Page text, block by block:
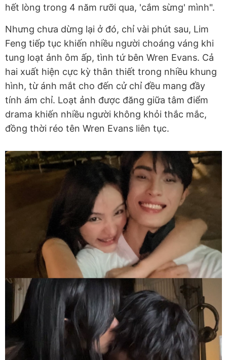
hết lòng trong 4 năm rưỡi qua, 'cắm sừng' mình".
Nhưng chưa dừng lại ở đó, chỉ vài phút sau, Lim
Feng tiếp tục khiến nhiều người choáng váng khi
tung loạt ảnh ôm ấp, tình tứ bên Wren Evans. Cả
hai xuất hiện cực kỳ thân thiết trong nhiều khung
hình, từ ánh mắt cho đến cử chỉ đều mang đầy
tính ám chỉ. Loạt ảnh được đăng giữa tâm điểm
drama khiến nhiều người không khỏi thắc mắc,
đồng thời réo tên Wren Evans liên tục.